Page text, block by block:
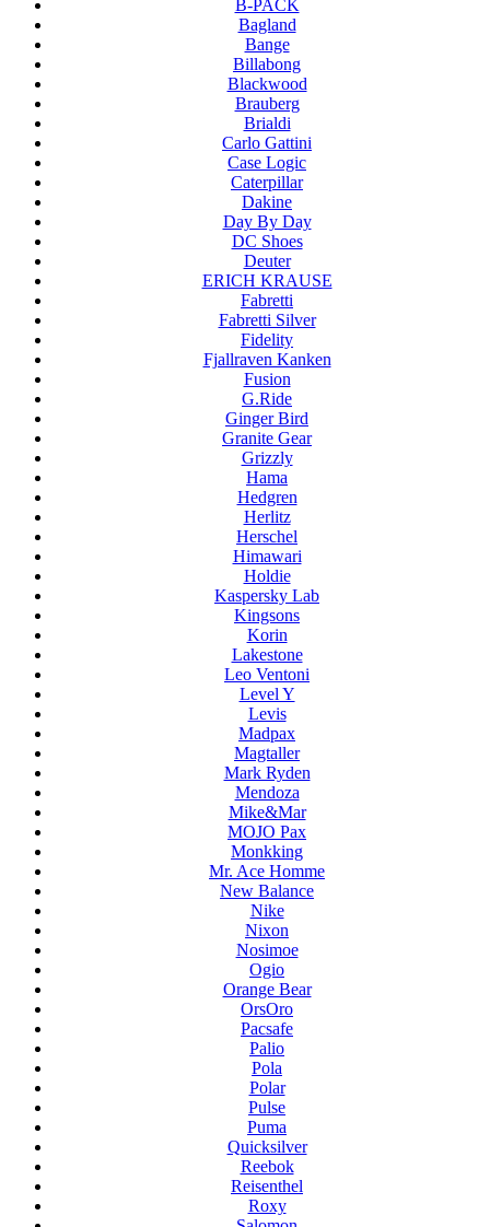
B-PACK
Bagland
Bange
Billabong
Blackwood
Brauberg
Brialdi
Carlo Gattini
Case Logic
Caterpillar
Dakine
Day By Day
DC Shoes
Deuter
ERICH KRAUSE
Fabretti
Fabretti Silver
Fidelity
Fjallraven Kanken
Fusion
G.Ride
Ginger Bird
Granite Gear
Grizzly
Hama
Hedgren
Herlitz
Herschel
Himawari
Holdie
Kaspersky Lab
Kingsons
Korin
Lakestone
Leo Ventoni
Level Y
Levis
Madpax
Magtaller
Mark Ryden
Mendoza
Mike&Mar
MOJO Pax
Monkking
Mr. Ace Homme
New Balance
Nike
Nixon
Nosimoe
Ogio
Orange Bear
OrsOro
Pacsafe
Palio
Pola
Polar
Pulse
Puma
Quicksilver
Reebok
Reisenthel
Roxy